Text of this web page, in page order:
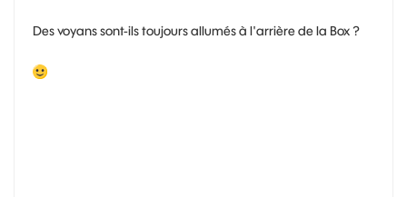
Des voyans sont-ils toujours allumés à l'arrière de la Box ?